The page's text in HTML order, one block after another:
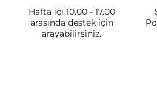
Hafta içi 10.00 - 17.00
arasında destek için
arayabilirsiniz.